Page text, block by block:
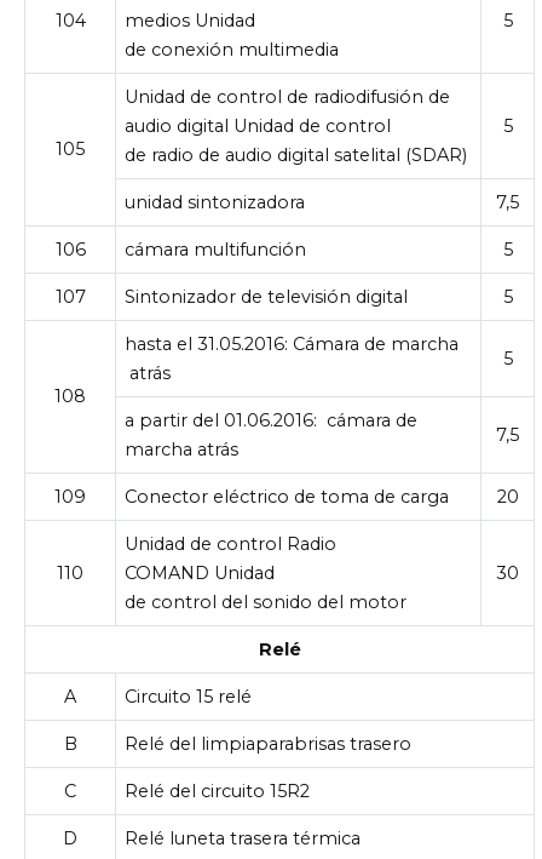
104
medios Unidad
de conexión multimedia
5
105
Unidad de control de radiodifusión de
audio digital Unidad de control
de radio de audio digital satelital (SDAR)
5
unidad sintonizadora 7,5
106 cámara multifunción 5
107 Sintonizador de televisión digital 5
108
hasta el 31.05.2016: Cámara de marcha
atrás
5
a partir del 01.06.2016: cámara de
marcha atrás
7,5
109 Conector eléctrico de toma de carga 20
110
Unidad de control Radio
COMAND Unidad
de control del sonido del motor
30
Relé
A Circuito 15 relé
B Relé del limpiaparabrisas trasero
C Relé del circuito 15R2
D Relé luneta trasera térmica